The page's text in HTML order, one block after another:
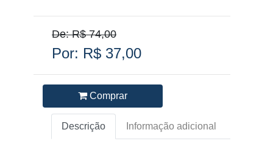
De: R$ 74,00
Por: R$ 37,00
Comprar
Descrição Informação adicional